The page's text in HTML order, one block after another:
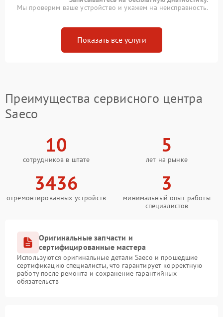
Мы проверим ваше устройство и укажем на неисправность.
Показать все услуги
Преимущества сервисного центра
Saeco
10
сотрудников в штате
5
лет на рынке
3436
отремонтированных устройств
3
минимальный опыт работы
специалистов
Оригинальные запчасти и
сертифицированные мастера
Используются оригинальные детали Saeco и прошедшие
сертификацию специалисты, что гарантирует корректную
работу после ремонта и сохранение гарантийных
обязательств